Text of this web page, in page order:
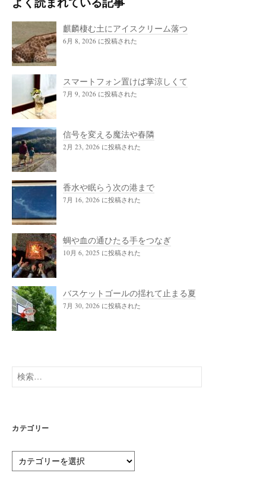
麒麟棲む土にアイスクリーム落つ
6月 8, 2026 に投稿された
スマートフォン置けば掌涼しくて
7月 9, 2026 に投稿された
信号を変える魔法や春隣
2月 23, 2026 に投稿された
香水や眠らう次の港まで
7月 16, 2026 に投稿された
蜩や血の通ひたる手をつなぎ
10月 6, 2025 に投稿された
バスケットゴールの揺れて止まる夏
7月 30, 2026 に投稿された
検
索:
カテゴリー
テ